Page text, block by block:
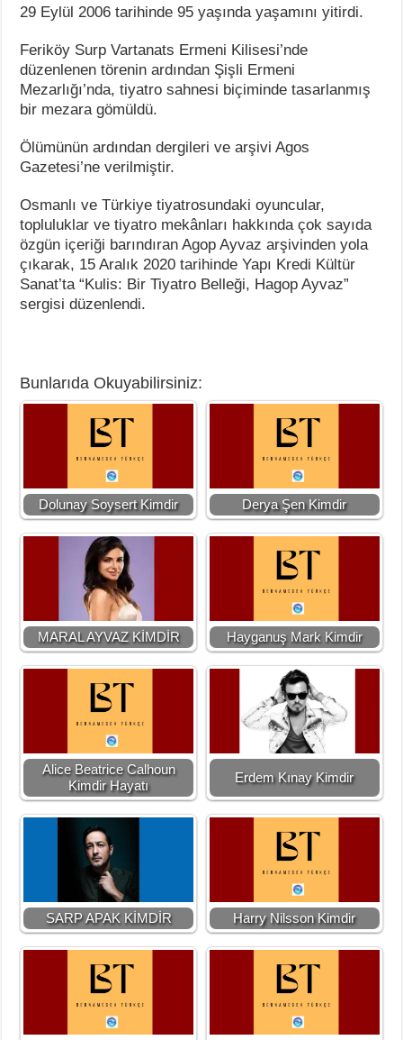
29 Eylül 2006 tarihinde 95 yaşında yaşamını yitirdi.
Feriköy Surp Vartanats Ermeni Kilisesi’nde
düzenlenen törenin ardından Şişli Ermeni
Mezarlığı’nda, tiyatro sahnesi biçiminde tasarlanmış
bir mezara gömüldü.
Ölümünün ardından dergileri ve arşivi Agos
Gazetesi’ne verilmiştir.
Osmanlı ve Türkiye tiyatrosundaki oyuncular,
topluluklar ve tiyatro mekânları hakkında çok sayıda
özgün içeriği barındıran Agop Ayvaz arşivinden yola
çıkarak, 15 Aralık 2020 tarihinde Yapı Kredi Kültür
Sanat’ta “Kulis: Bir Tiyatro Belleği, Hagop Ayvaz”
sergisi düzenlendi.
Bunlarıda Okuyabilirsiniz:
Dolunay Soysert Kimdir Derya Şen Kimdir
MARAL AYVAZ KİMDİR Hayganuş Mark Kimdir
Alice Beatrice Calhoun
Kimdir Hayatı
Erdem Kınay Kimdir
SARP APAK KİMDİR Harry Nilsson Kimdir